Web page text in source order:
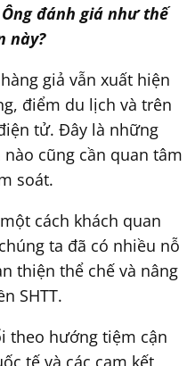
đánh giá như thế
này?
giả vẫn xuất hiện
điểm du lịch và trên
tử. Đây là những
cũng cần quan tâm
soát.
cách khách quan
ta đã có nhiều nỗ
thiện thể chế và nâng
SHTT.
theo hướng tiệm cận
tế và các cam kết